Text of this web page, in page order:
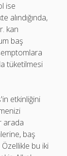
ise
alındığında,
kan
baş
tüketilmesi
etkinliğini
arada
baş
Özellikle bu iki